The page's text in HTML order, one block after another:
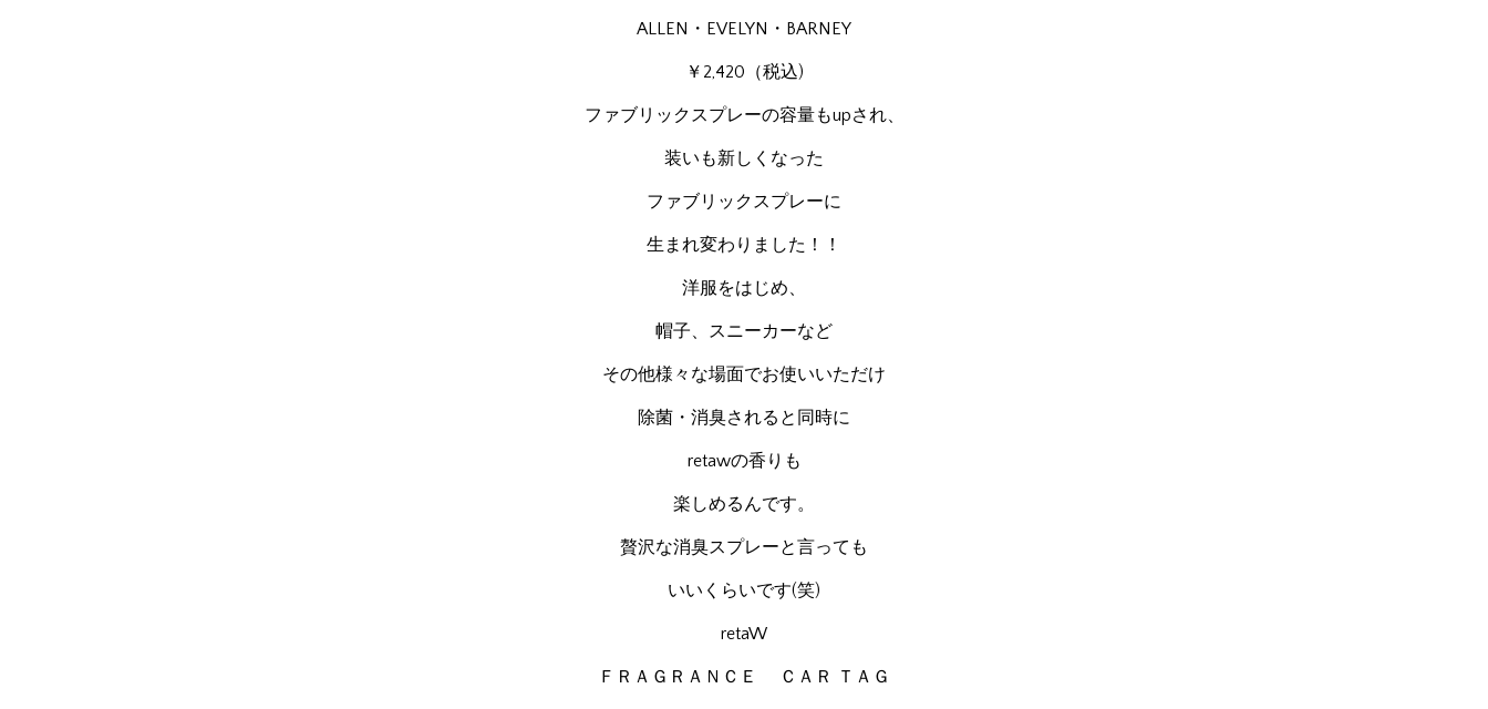
ALLEN・EVELYN・BARNEY
￥2,420（税込)
ファブリックスプレーの容量もupされ、
装いも新しくなった
ファブリックスプレーに
生まれ変わりました！！
洋服をはじめ、
帽子、スニーカーなど
その他様々な場面でお使いいただけ
除菌・消臭されると同時に
retawの香りも
楽しめるんです。
贅沢な消臭スプレーと言っても
いいくらいです(笑)
retaW
ＦＲＡＧＲＡＮＣＥ ＣＡＲ ＴＡＧ